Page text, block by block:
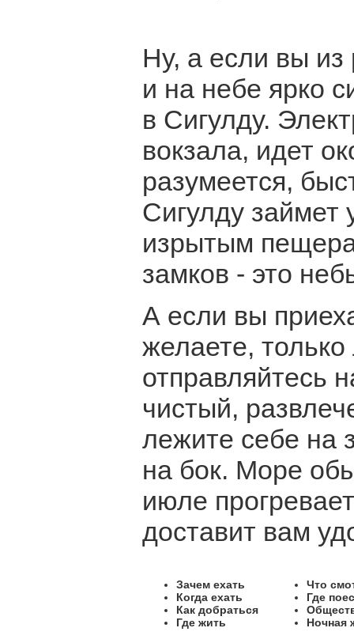
Ну, а если вы
и на небе ярко
в Сигулду.
вокзала, идет
разумеется,
Сигулду займет
изрытым
замков - это
А если вы
желаете,
отправляйтесь
чистый,
лежите себе на
на бок. Море
июле
доставит вам
Зачем ехать
Когда ехать
Как добраться
Где жить
Что
Где
Ночная